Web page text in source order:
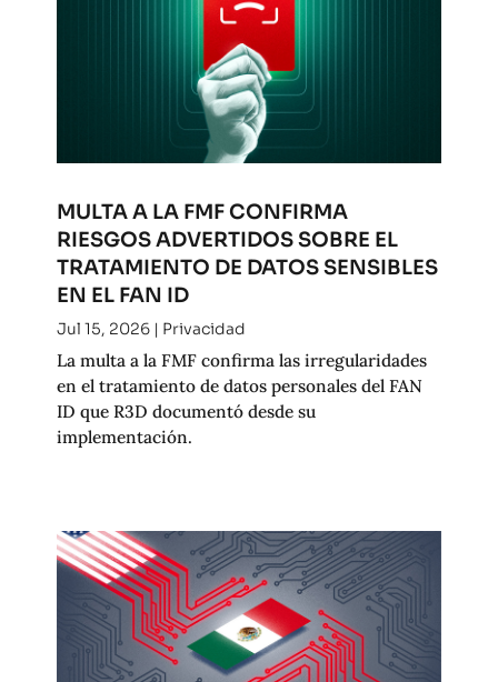
MULTA A LA FMF CONFIRMA
RIESGOS ADVERTIDOS SOBRE EL
TRATAMIENTO DE DATOS SENSIBLES
EN EL FAN ID
Jul 15, 2026| Privacidad
La multa a la FMF confirma las irregularidades
en el tratamiento de datos personales del FAN
ID que R3D documentó desde su
implementación.